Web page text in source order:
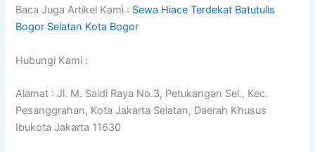
Baca Juga Artikel Kami : Sewa Hiace Terdekat Batutulis
Bogor Selatan Kota Bogor
Hubungi Kami :
Alamat : Jl. M. Saidi Raya No.3, Petukangan Sel., Kec.
Pesanggrahan, Kota Jakarta Selatan, Daerah Khusus
Ibukota Jakarta 11630